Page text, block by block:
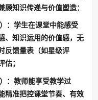
知识传递与价值塑造：
：学生在课堂中能感受
、知识运用的价值感，无
反馈量表（如星级评
；
：教师能享受教学过
精准把控课堂节奏、有效